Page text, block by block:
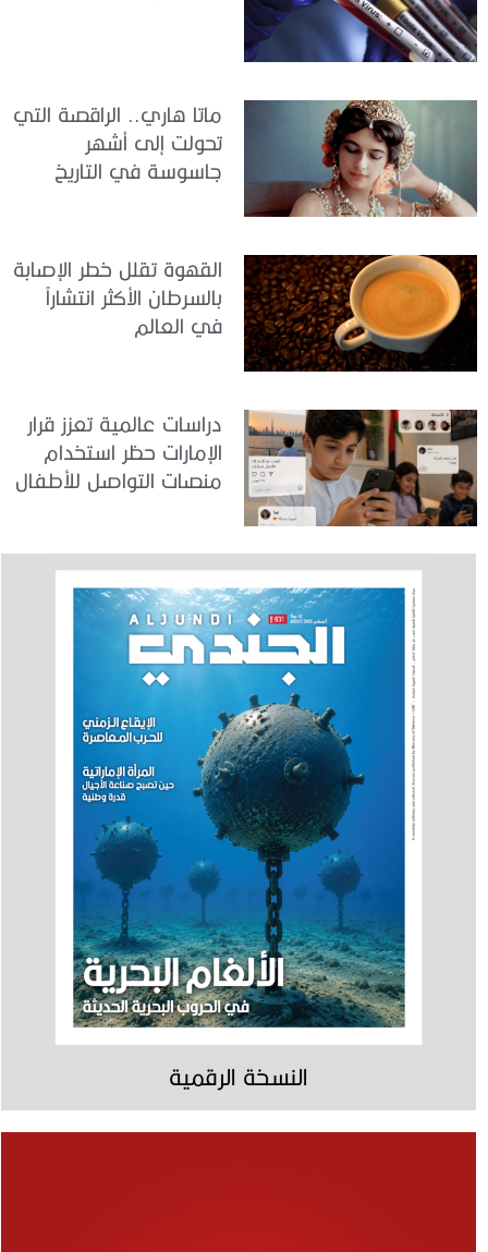
ماتا هاري.. الراقصة التي
تحولت إلى أشهر
جاسوسة في التاريخ
القهوة تقلل خطر الإصابة
بالسرطان الأكثر انتشاراً
في العالم
دراسات عالمية تعزز قرار
الإمارات حظر استخدام
منصات التواصل للأطفال
النسخة الرقمية